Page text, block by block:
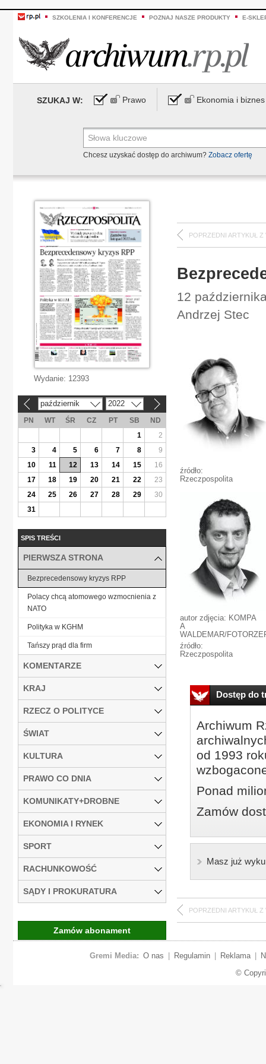
SZKOLENIA I KONFERENCJE POZNAJ NASZE PRODUKTY E-
SZUKAJ W: Prawo Ekonomia i biznes
Chcesz uzyskać dostęp do archiwum? Zobacz ofertę
POPRZEDNI ARTYKUŁ Z
12
Andrzej Stec
źródło:
Rzeczpospolita
autor zdjęcia: KOMPA
A
WALDEMAR/
źródło:
Rzeczpospolita
Dostęp do
Archiwum
od 1993
Ponad
Zamów
Masz już
POPRZEDNI ARTYKUŁ Z
Wydanie: 12393
październik 2022
PN WT ŚR CZ PT SB
ND
1
2
3
4 5 6 7 8
9
10
11 12 13 14 15
16
17
18 19 20 21 22
23
24
25 26 27 28 29
30
31
SPIS TREŚCI
PIERWSZA STRONA
Bezprecedensowy kryzys RPP
Polacy chcą atomowego wzmocnienia z
NATO
Polityka w KGHM
Tańszy prąd dla firm
KOMENTARZE
KRAJ
RZECZ O POLITYCE
ŚWIAT
KULTURA
PRAWO CO DNIA
KOMUNIKATY+DROBNE
EKONOMIA I RYNEK
SPORT
RACHUNKOWOŚĆ
SĄDY I PROKURATURA
Zamów abonament
Gremi Media: O nas Regulamin Reklama
©